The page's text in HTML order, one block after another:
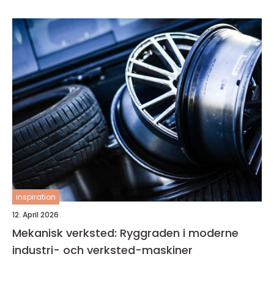
inspiration
12. April 2026
Mekanisk verksted: Ryggraden i moderne
industri- och verksted-maskiner